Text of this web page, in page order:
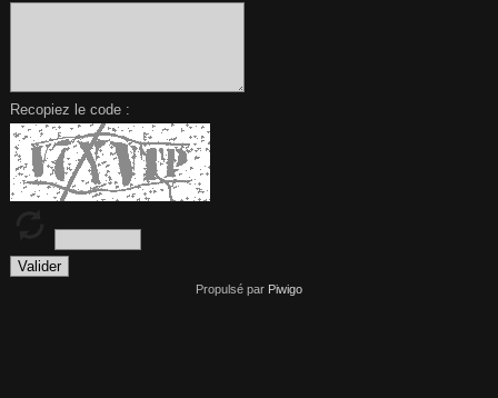
Recopiez le code :
Propulsé par Piwigo